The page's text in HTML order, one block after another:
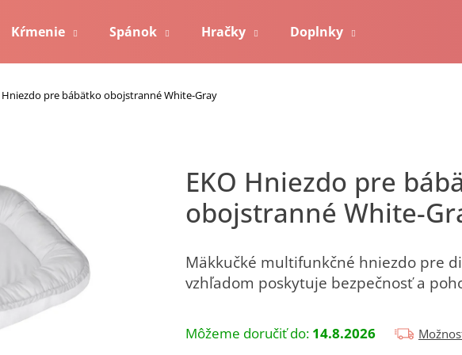
Kŕmenie Spánok Hračky Doplnky
Kontakt
Hniezdo pre bábätko obojstranné White-Gray
EKO Hniezdo pre bábätko
obojstranné White-
Mäkkučké multifunkčné hniezdo pre
vzhľadom poskytuje bezpečnosť a
Môžeme doručiť do: 14.8.2026
Čo potrebujete nájsť?